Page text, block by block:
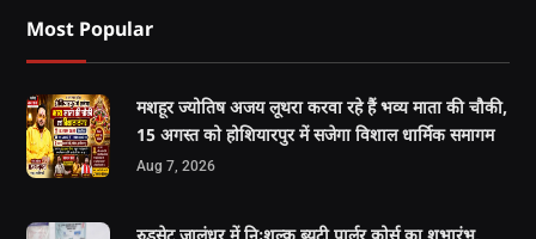
Most Popular
मशहूर ज्योतिष अजय लूथरा करवा रहे हैं भव्य माता की चौकी,
15 अगस्त को होशियारपुर में सजेगा विशाल धार्मिक समागम
Aug 7, 2026